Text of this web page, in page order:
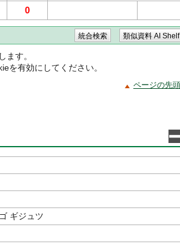
0
ます。
を有効にしてください。
ページの先
ギジュツ